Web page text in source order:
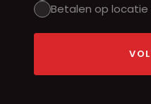
Betalen op locatie